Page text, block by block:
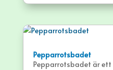
Pepparrotsbadet
Pepparrotsbadet är ett